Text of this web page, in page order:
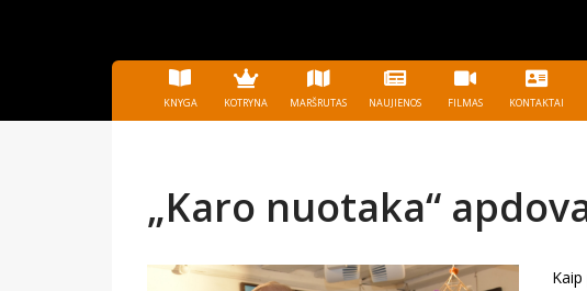
KNYGA KOTRYNA MARŠRUTAS NAUJIENOS FILMAS KONTAKTAI
„Karo nuotaka“